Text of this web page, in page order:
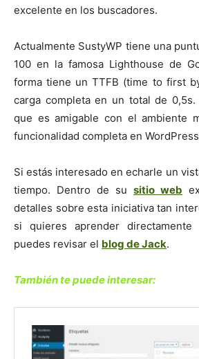
excelente en los buscadores.
Actualmente SustyWP tiene una
100 en la famosa Lighthouse de
forma tiene un TTFB (time to first
carga completa en un total de
que es amigable con el ambiente
funcionalidad completa en
Si estás interesado en echarle un
tiempo. Dentro de su sitio web
detalles sobre esta iniciativa tan
si quieres aprender
puedes revisar el blog de Jack.
También te puede interesar: